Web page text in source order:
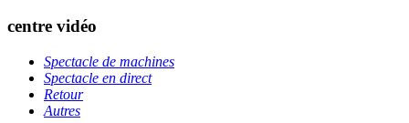
centre vidéo
Spectacle de machines
Spectacle en direct
Retour
Autres